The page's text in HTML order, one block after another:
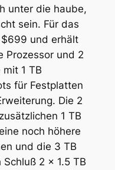
unter die haube,
sein. Für das
und erhält
Prozessor und 2
1 TB
für Festplatten
Die 2
1 TB
noch höhere
und die 3 TB
2 x 1.5 TB